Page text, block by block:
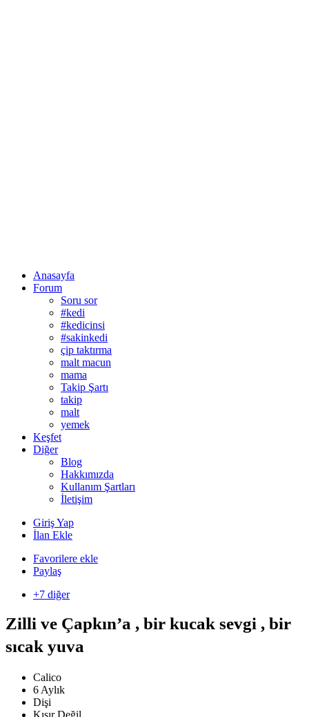
Anasayfa
Forum
Soru sor
#kedi
#kedicinsi
#sakinkedi
çip taktırma
malt macun
mama
Takip Şartı
takip
malt
yemek
Keşfet
Diğer
Blog
Hakkımızda
Kullanım Şartları
İletişim
Giriş Yap
İlan Ekle
Favorilere ekle
Paylaş
+7 diğer
Zilli ve Çapkın’a , bir kucak sevgi , bir
sıcak yuva
Calico
6 Aylık
Dişi
Kısır Değil